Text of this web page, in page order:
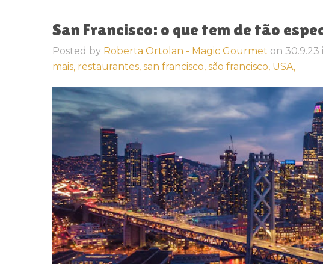
San Francisco: o que tem de tão
Posted by Roberta Ortolan - Magic Gourmet on 30.9.23
mais, restaurantes, san francisco, são francisco, USA,